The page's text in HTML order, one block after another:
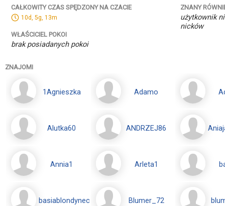
CAŁKOWITY CZAS SPĘDZONY NA CZACIE
10d, 5g, 13m
WŁAŚCICIEL POKOI
brak posiadanych pokoi
ZNANY
użytkownik
nicków
ZNAJOMI
1Agnieszka Adamo
Alutka60 ANDRZEJ86
Annia1 Arleta1
basiablondyneczka Blumer_72